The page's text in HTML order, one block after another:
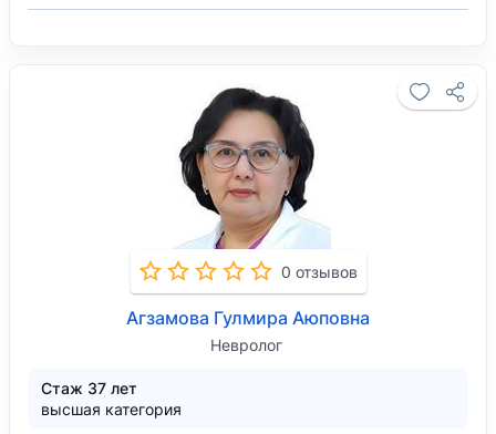
0 отзывов
Агзамова Гулмира Аюповна
Невролог
Стаж 37 лет
высшая категория